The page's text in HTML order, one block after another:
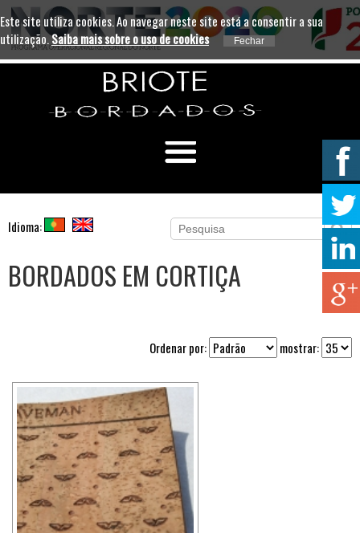
Idioma:
BORDADOS EM CORTIÇA
Ordenar por: mostrar:
Este site utiliza cookies. Ao navegar neste site está a consentir a sua
utilização.Saiba mais sobre o uso de cookies